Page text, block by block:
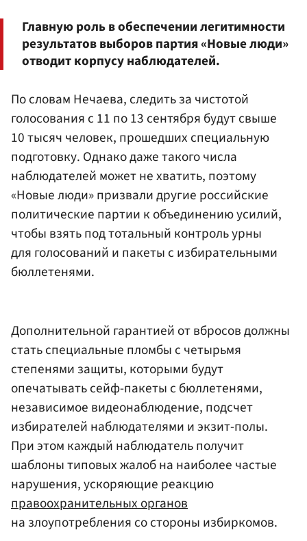
Главную роль в обеспечении легитимности
результатов выборов партия «Новые люди»
отводит корпусу наблюдателей.
По словам Нечаева, следить за чистотой
голосования с 11 по 13 сентября будут свыше
10 тысяч человек, прошедших специальную
подготовку. Однако даже такого числа
наблюдателей может не хватить, поэтому
«Новые люди» призвали другие российские
политические партии к объединению усилий,
чтобы взять под тотальный контроль урны
для голосований и пакеты с избирательными
бюллетенями.
Дополнительной гарантией от вбросов должны
стать специальные пломбы с четырьмя
степенями защиты, которыми будут
опечатывать сейф-пакеты с бюллетенями,
независимое видеонаблюдение, подсчет
избирателей наблюдателями и экзит-полы.
При этом каждый наблюдатель получит
шаблоны типовых жалоб на наиболее частые
нарушения, ускоряющие реакцию
правоохранительных органов
на злоупотребления со стороны избиркомов.